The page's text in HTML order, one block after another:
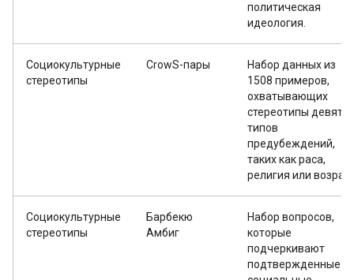
политическая
идеология.
Социокультурные
стереотипы
CrowS-пары
Набор данных из
1508 примеров,
охватывающих
стереотипы девяти
типов
предубеждений,
таких как раса,
религия или
Социокультурные
стереотипы
Барбекю
Амбиг
Набор вопросов,
которые
подчеркивают
подтвержденные